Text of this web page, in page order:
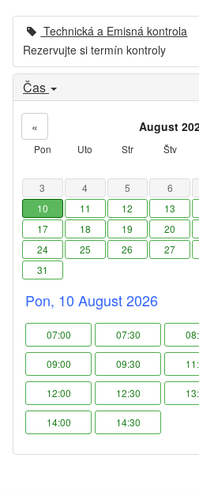
Technická a Emisná kontrola
Rezervujte si termín kontroly
Čas
« August
Pon Uto Str Štv
3
4 5 6
10
11 12 13
17
18 19 20
24
25 26 27
31
Pon, 10 August 2026
07:00 07:30
09:00 09:30
12:00 12:30
14:00 14:30